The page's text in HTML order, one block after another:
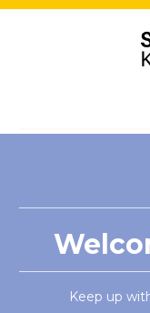
Keep up